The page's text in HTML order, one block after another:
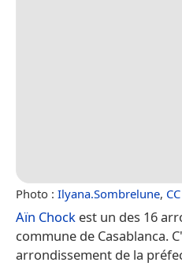
Photo : Ilyana.Sombrelune,
Aïn Chock est un des 16
commune de Casablanca.
arrondissement de la